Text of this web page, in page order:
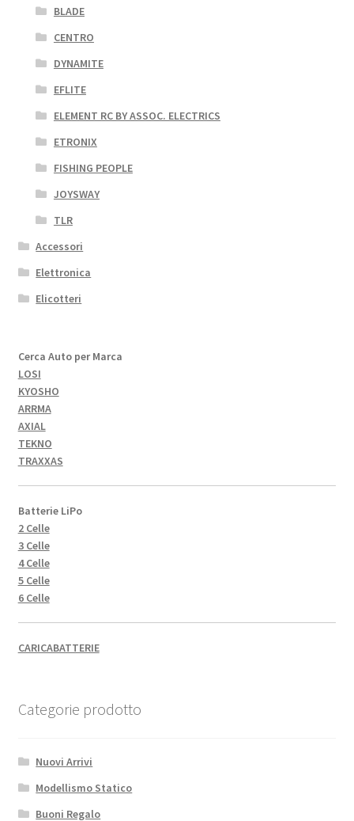
BLADE
CENTRO
DYNAMITE
EFLITE
ELEMENT RC BY ASSOC. ELECTRICS
ETRONIX
FISHING PEOPLE
JOYSWAY
TLR
Accessori
Elettronica
Elicotteri
Cerca Auto per Marca
LOSI
KYOSHO
ARRMA
AXIAL
TEKNO
TRAXXAS
Batterie LiPo
2 Celle
3 Celle
4 Celle
5 Celle
6 Celle
CARICABATTERIE
Categorie prodotto
Nuovi Arrivi
Modellismo Statico
Buoni Regalo